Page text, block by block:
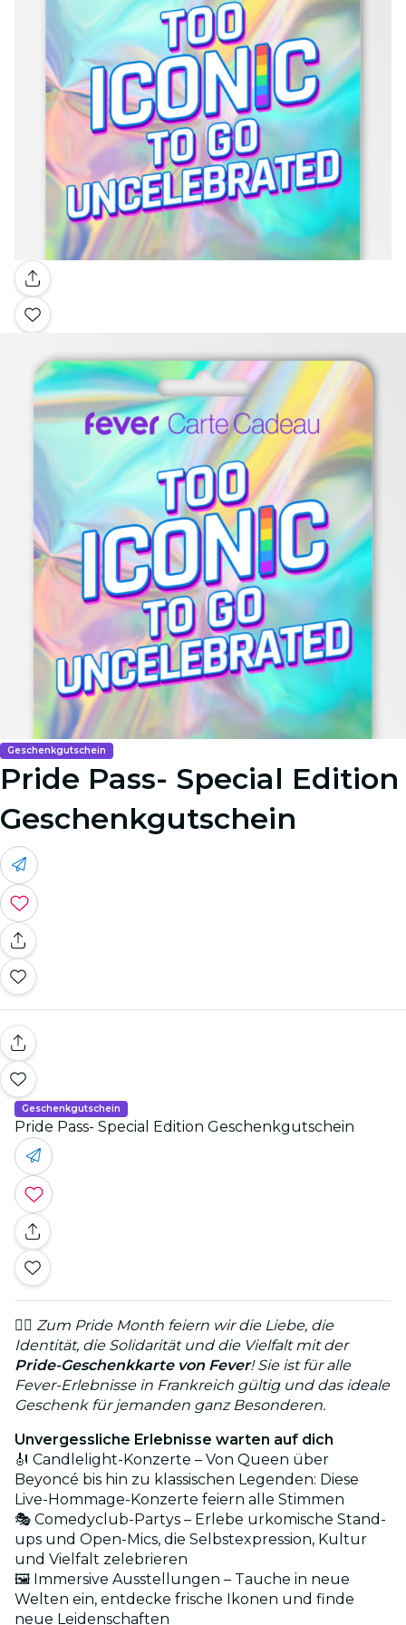
Geschenkgutschein
Pride Pass- Special Edition
Geschenkgutschein
Geschenkgutschein
Pride Pass- Special Edition Geschenkgutschein
🏳️‍🌈 Zum Pride Month feiern wir die Liebe, die
Identität, die Solidarität und die Vielfalt mit der
Pride-Geschenkkarte von Fever! Sie ist für alle
Fever-Erlebnisse in Frankreich gültig und das ideale
Geschenk für jemanden ganz Besonderen.
Unvergessliche Erlebnisse warten auf dich
🎻 Candlelight-Konzerte – Von Queen über
Beyoncé bis hin zu klassischen Legenden: Diese
Live-Hommage-Konzerte feiern alle Stimmen
🎭 Comedyclub-Partys – Erlebe urkomische Stand-
ups und Open-Mics, die Selbstexpression, Kultur
und Vielfalt zelebrieren
🖼️ Immersive Ausstellungen – Tauche in neue
Welten ein, entdecke frische Ikonen und finde
neue Leidenschaften